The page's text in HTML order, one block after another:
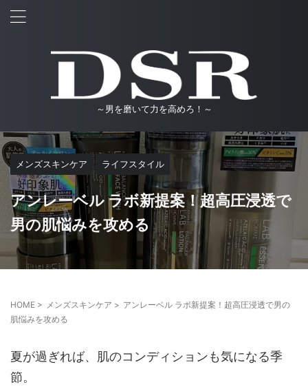
～男を磨いて力を高めろ！～
メンズスキンケア ライフスタイル
アンレーベル ラボ新提案！超高圧浸透で
男の肌悩みを攻める
HOME > メンズスキンケア > アンレーベル ラボ新提案！超高圧浸透で男の
肌悩みを攻める
夏が過ぎれば、肌のコンディションも気になる季
節。